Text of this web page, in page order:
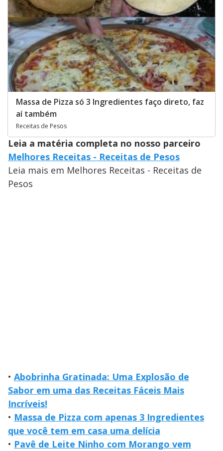
Massa de Pizza só 3 Ingredientes faço direto, faz
aí também
Receitas de Pesos
Leia a matéria completa no nosso parceiro
Melhores Receitas - Receitas de Pesos
Leia mais em Melhores Receitas - Receitas de
Pesos
• Abobrinha Gratinada: Uma Explosão de
Sabor em uma das Receitas Fáceis Mais
Incríveis!
• Massa de Pizza com apenas 3 Ingredientes
que você tem em casa uma delícia
• Pavê de Leite Ninho com Morango vem